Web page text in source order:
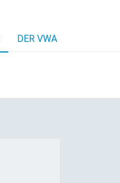
DER VWA